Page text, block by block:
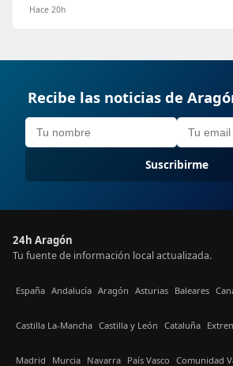
Hace 20h
Recibe las noticias de
Suscribirme
24h Aragón
Tu fuente de información local actualizada.
España Andalucía Aragón Asturias Baleares
Castilla La-Mancha Castilla y León Cataluña
Madrid Murcia Navarra País Vasco Comunidad